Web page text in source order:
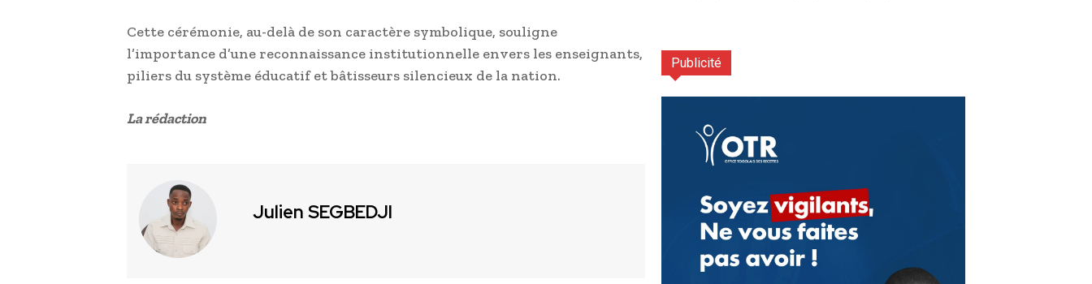
Cette cérémonie, au-delà de son caractère symbolique, souligne
l’importance d’une reconnaissance institutionnelle envers les enseignants,
piliers du système éducatif et bâtisseurs silencieux de la nation.
La rédaction
Julien SEGBEDJI
Publicité